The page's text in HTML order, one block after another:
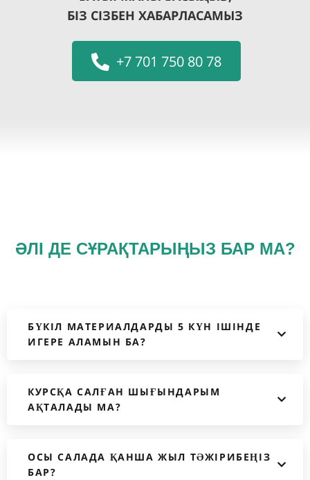
БІЗ СІЗБЕН ХАБАРЛАСАМЫЗ
+7 701 750 80 78
ӘЛІ ДЕ СҰРАҚТАРЫҢЫЗ БАР МА?
БҮКІЛ МАТЕРИАЛДАРДЫ 5 КҮН ІШІНДЕ
ИГЕРЕ АЛАМЫН БА?
КУРСҚА САЛҒАН ШЫҒЫНДАРЫМ
АҚТАЛАДЫ МА?
ОСЫ САЛАДА ҚАНША ЖЫЛ ТӘЖІРИБЕҢІЗ
БАР?